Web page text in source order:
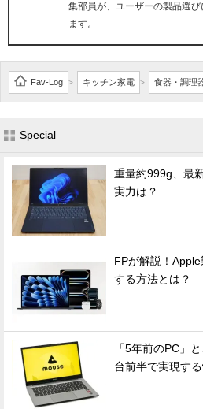
集部員が、ユーザーの製品選
ます。
Fav-Log > キッチン家電 > 食器・調理
Special
重量約999g、最
実力は？
FPが解説！
する方法とは？
「5年前のPC」
台前半で実現す